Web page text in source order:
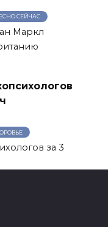
СЕЙЧАС
Маркл
за 3